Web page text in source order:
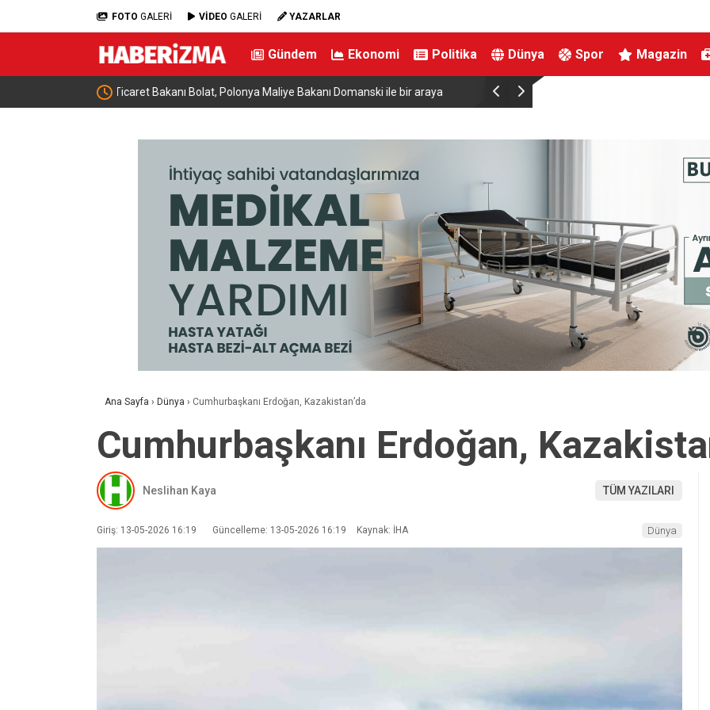
FOTO GALERİ VİDEO GALERİ YAZARLAR
Gündem Ekonomi Politika Dünya Spor Magazin
Almanya’da Ren Nehri’nde kuraklık alarmı: Su seviyesinde tarihi düşüş Uludağ’da çıkan orman yangını söndürüldü
Ana Sayfa › Dünya › Cumhurbaşkanı Erdoğan, Kazakistan’da
Cumhurbaşkanı Erdoğan,
Neslihan Kaya TÜM YAZILARI
Giriş: 13-05-2026 16:19 Güncelleme: 13-05-2026 16:19 Kaynak: İHA Dünya